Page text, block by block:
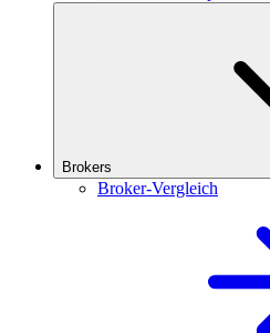
Brokers
Broker-Vergleich